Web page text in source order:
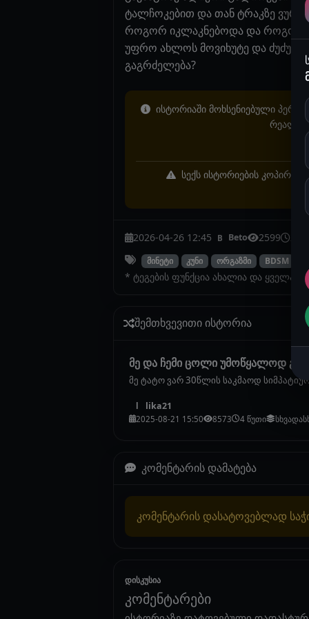
ტალჩოკებით და თან ტრაკზე
როგორ იკლაკნებოდა და როგორ
უფრო ახლოს მოვიხუტე და
გაგრძელება?
ისტორიაში მოხსენიებული
რეალურ
სექს ისტორიების
2026-04-26 12:45 B Beto 2599 2
მინეტი კუნი ორგაზმი BDSM
* ტეგების ფუნქცია ახალია და ყველა
შემთხვევითი ისტორია
მე და ჩემი ცოლი უმოწყალოდ
მე ტატო ვარ 30წლის საკმაოდ
lika21
2025-08-21 15:50 8573 4 წუთი
კომენტარის დამატება
კომენტარის დასატოვებლად
დისკუსია
კომენტარები